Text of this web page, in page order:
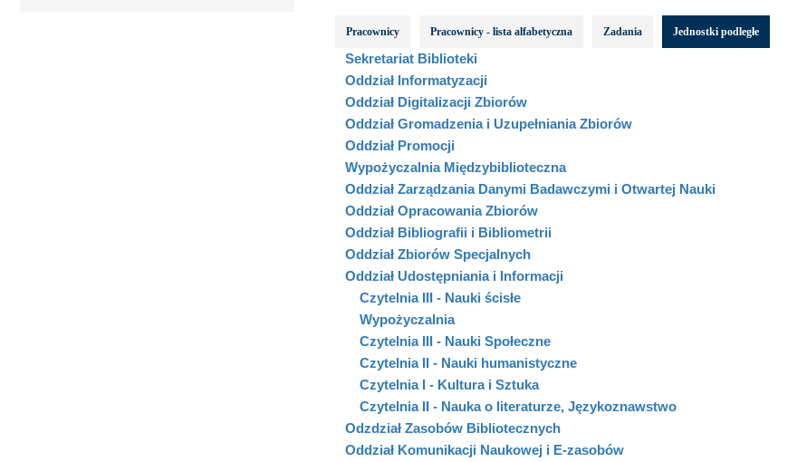
Pracownicy Pracownicy - lista alfabetyczna Zadania Jednostki podległe
Sekretariat Biblioteki
Oddział Informatyzacji
Oddział Digitalizacji Zbiorów
Oddział Gromadzenia i Uzupełniania Zbiorów
Oddział Promocji
Wypożyczalnia Międzybiblioteczna
Oddział Zarządzania Danymi Badawczymi i Otwartej Nauki
Oddział Opracowania Zbiorów
Oddział Bibliografii i Bibliometrii
Oddział Zbiorów Specjalnych
Oddział Udostępniania i Informacji
Czytelnia III - Nauki ścisłe
Wypożyczalnia
Czytelnia III - Nauki Społeczne
Czytelnia II - Nauki humanistyczne
Czytelnia I - Kultura i Sztuka
Czytelnia II - Nauka o literaturze, Językoznawstwo
Odzdział Zasobów Bibliotecznych
Oddział Komunikacji Naukowej i E-zasobów